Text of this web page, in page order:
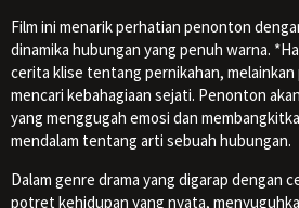
Film ini menarik perhatian penonton
dinamika hubungan yang penuh warna.
cerita klise tentang pernikahan,
mencari kebahagiaan sejati. Penonton
yang menggugah emosi dan
mendalam tentang arti sebuah hubungan.
Dalam genre drama yang digarap dengan
potret kehidupan yang nyata,